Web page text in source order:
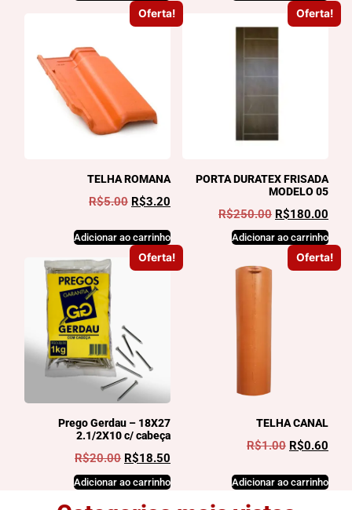
Oferta!
TELHA ROMANA
R$5.00 R$3.20
Adicionar ao carrinho
Oferta!
PORTA DURATEX FRISADA
MODELO 05
R$250.00 R$180.00
Adicionar ao carrinho
Oferta!
Prego Gerdau – 18X27
2.1/2X10 c/ cabeça
R$20.00 R$18.50
Adicionar ao carrinho
Oferta!
TELHA CANAL
R$1.00 R$0.60
Adicionar ao carrinho